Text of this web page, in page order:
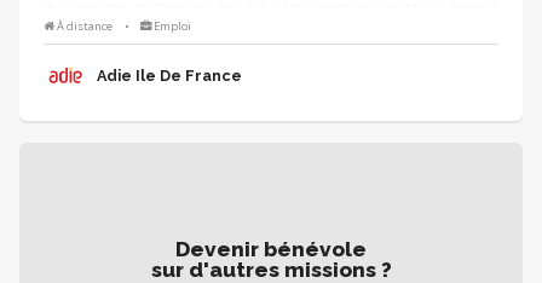
informations. - Amélioration continue : suivre les questionnaires de
satisfaction des créateurs d'entreprise pour analyser les retours et
trimestre à l’autre.
À distance • Emploi
Adie Ile De France
Devenir bénévole
sur d'autres missions ?